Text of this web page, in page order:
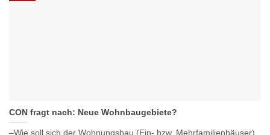
CON fragt nach: Neue Wohnbaugebiete?
–Wie soll sich der Wohnungsbau (Ein- bzw. Mehrfamilienhäuser)